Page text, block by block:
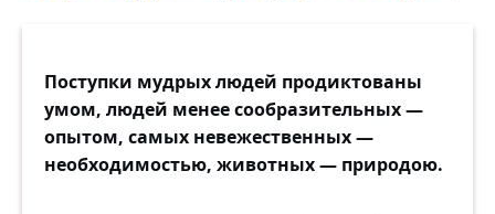
Поступки мудрых людей продиктованы
умом, людей менее сообразительных —
опытом, самых невежественных —
необходимостью, животных — природою.